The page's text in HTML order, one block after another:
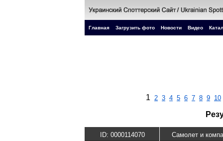
Главная Загрузить фото Новости Видео
1 2 3 4 5 6 7 8 9 10
ID: 0000114070 Самолет и